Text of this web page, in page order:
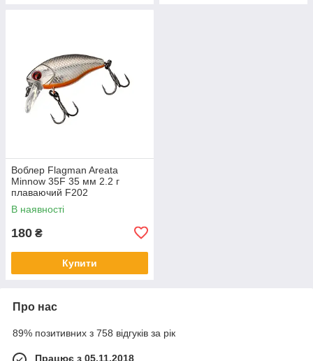
Воблер Flagman Areata
Minnow 35F 35 мм 2.2 г
плаваючий F202
В наявності
180 ₴
Купити
Про нас
89% позитивних з 758 відгуків за рік
Працює з 05.11.2018